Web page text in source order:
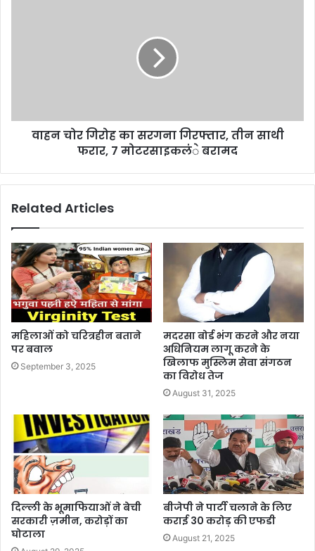
वाहन चोर गिरोह का सरगना गिरफ्तार, तीन साथी
फरार, 7 मोटरसाइकलंे बरामद
Related Articles
महिलाओं को चरित्रहीन बताने
पर बवाल
September 3, 2025
मदरसा बोर्ड भंग करने और नया
अधिनियम लागू करने के
खिलाफ मुस्लिम सेवा संगठन
का विरोध तेज
August 31, 2025
दिल्ली के भूमाफियाओं ने बेची
सरकारी ज़मीन, करोड़ों का
घोटाला
बीजेपी ने पार्टी चलाने के लिए
कराई 30 करोड़ की एफडी
August 21, 2025